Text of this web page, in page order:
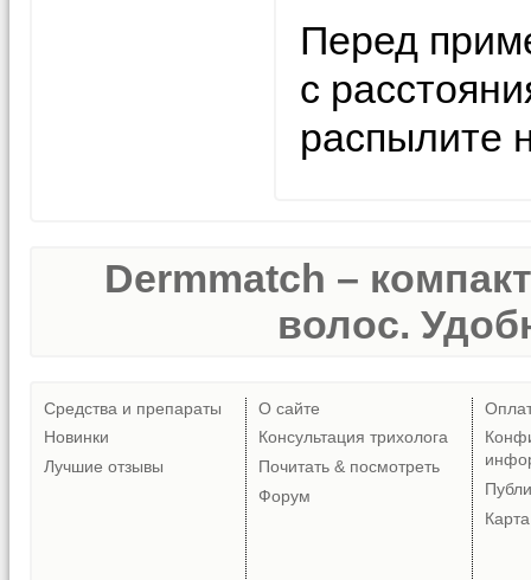
Перед
с
распылите
Dermmatch –
волос.
Средства и препараты
Новинки
Лучшие отзывы
О сайте
Консультация трихолога
Почитать & посмотреть
Форум